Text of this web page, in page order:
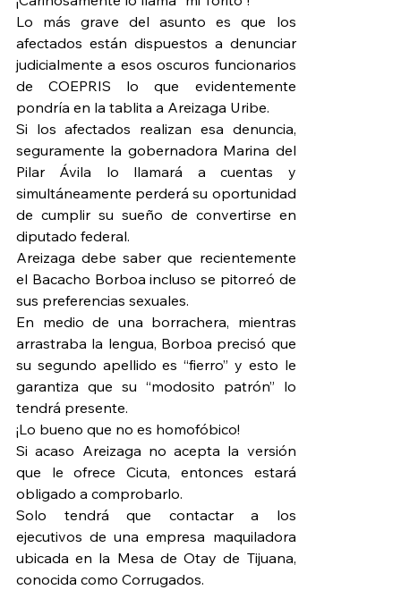
Lo más grave del asunto es que los
afectados están dispuestos a denunciar
judicialmente a esos oscuros funcionarios
de COEPRIS lo que evidentemente
pondría en la tablita a Areizaga Uribe.
Si los afectados realizan esa denuncia,
seguramente la gobernadora Marina del
Pilar Ávila lo llamará a cuentas y
simultáneamente perderá su oportunidad
de cumplir su sueño de convertirse en
diputado federal.
Areizaga debe saber que recientemente
el Bacacho Borboa incluso se pitorreó de
sus preferencias sexuales.
En medio de una borrachera, mientras
arrastraba la lengua, Borboa precisó que
su segundo apellido es “fierro” y esto le
garantiza que su “modosito patrón” lo
tendrá presente.
¡Lo bueno que no es homofóbico!
Si acaso Areizaga no acepta la versión
que le ofrece Cicuta, entonces estará
obligado a comprobarlo.
Solo tendrá que contactar a los
ejecutivos de una empresa maquiladora
ubicada en la Mesa de Otay de Tijuana,
conocida como Corrugados.